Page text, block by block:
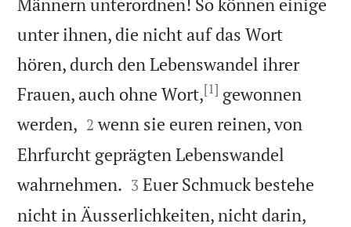
unter ihnen, die nicht auf das Wort
hören, durch den Lebenswandel ihrer
Frauen, auch ohne Wort,[1] gewonnen
werden, 

2 wenn sie euren reinen, von
Ehrfurcht geprägten Lebenswandel
wahrnehmen. 

3 Euer Schmuck bestehe
nicht in Äusserlichkeiten, nicht darin,